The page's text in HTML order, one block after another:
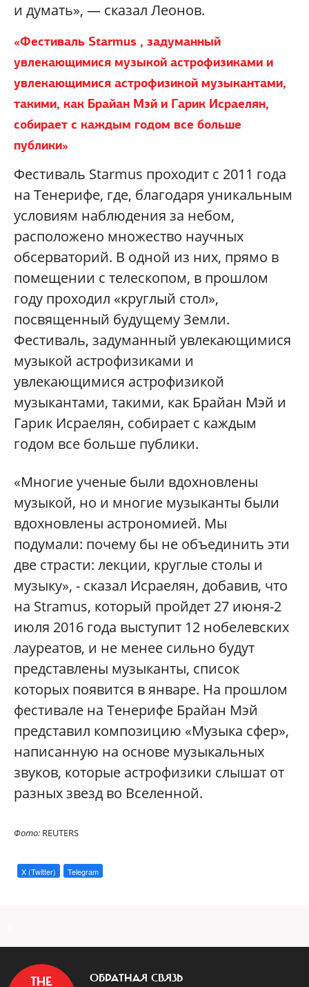
и думать», — сказал Леонов.
«Фестиваль Starmus , задуманный
увлекающимися музыкой астрофизиками и
увлекающимися астрофизикой музыкантами,
такими, как Брайан Мэй и Гарик Исраелян,
собирает с каждым годом все больше
публики»
Фестиваль Starmus проходит с 2011 года
на Тенерифе, где, благодаря уникальным
условиям наблюдения за небом,
расположено множество научных
обсерваторий. В одной из них, прямо в
помещении с телескопом, в прошлом
году проходил «круглый стол»,
посвященный будущему Земли.
Фестиваль, задуманный увлекающимися
музыкой астрофизиками и
увлекающимися астрофизикой
музыкантами, такими, как Брайан Мэй и
Гарик Исраелян, собирает с каждым
годом все больше публики.
«Многие ученые были вдохновлены
музыкой, но и многие музыканты были
вдохновлены астрономией. Мы
подумали: почему бы не объединить эти
две страсти: лекции, круглые столы и
музыку», - сказал Исраелян, добавив, что
на Stramus, который пройдет 27 июня-2
июля 2016 года выступит 12 нобелевских
лауреатов, и не менее сильно будут
представлены музыканты, список
которых появится в январе. На прошлом
фестивале на Тенерифе Брайан Мэй
представил композицию «Музыка сфер»,
написанную на основе музыкальных
звуков, которые астрофизики слышат от
разных звезд во Вселенной.
Фото: REUTERS
X (Twitter) Telegram
ОБРАТНАЯ СВЯЗЬ